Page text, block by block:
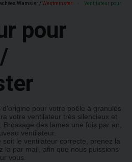
Wamsler /Westminster
Ventilateur pour
pour
pour votre poêle à granulés
votre ventilateur très silencieux et
des lames une fois par an,
ventilateur.
le ventilateur correcte, prenez la
la par mail, afin que nous puissions
vous.